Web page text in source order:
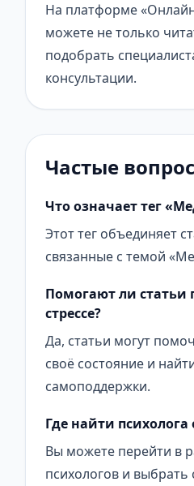
На платформе
можете не только
подобрать
консультации.
Частые
Что означает тег
Этот тег объединяет
связанные с темой
Помогают ли статьи
стрессе?
Да, статьи могут
своё состояние и
самоподдержки.
Где найти
Вы можете перейти в
психологов и выбрать